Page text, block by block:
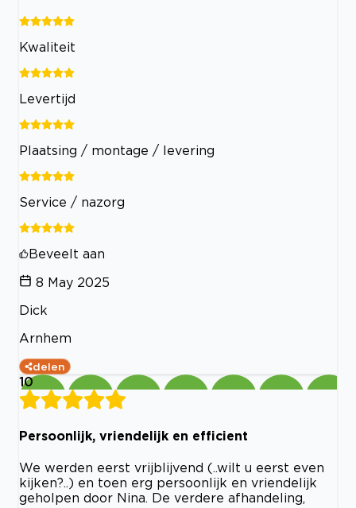
Kwaliteit
Levertijd
Plaatsing / montage / levering
Service / nazorg
Beveelt aan
8 May 2025
Dick
Arnhem
delen
10
Persoonlijk, vriendelijk en efficient
We werden eerst vrijblijvend (..wilt u eerst even
kijken?..) en toen erg persoonlijk en vriendelijk
geholpen door Nina. De verdere afhandeling,